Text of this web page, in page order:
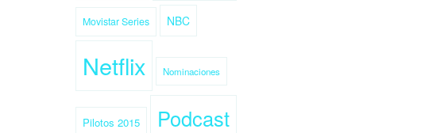
Movistar Series NBC
Netflix Nominaciones
Pilotos 2015 Podcast